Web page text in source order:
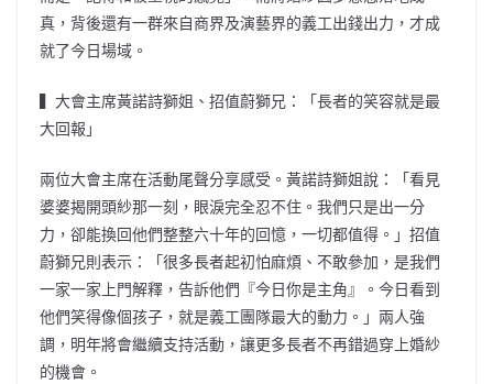
真，背後還有一群來自商界及演藝界的義工出錢出力，才成
就了今日場域。
▍大會主席黃諾詩獅姐、招值蔚獅兄：「長者的笑容就是最
大回報」
兩位大會主席在活動尾聲分享感受。黃諾詩獅姐說：「看見
婆婆揭開頭紗那一刻，眼淚完全忍不住。我們只是出一分
力，卻能換回他們整整六十年的回憶，一切都值得。」招值
蔚獅兄則表示：「很多長者起初怕麻煩、不敢參加，是我們
一家一家上門解釋，告訴他們『今日你是主角』。今日看到
他們笑得像個孩子，就是義工團隊最大的動力。」兩人強
調，明年將會繼續支持活動，讓更多長者不再錯過穿上婚紗
的機會。